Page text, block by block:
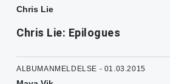
Chris Lie
Chris Lie: Epilogues
ALBUMANMELDELSE - 01.03.2015